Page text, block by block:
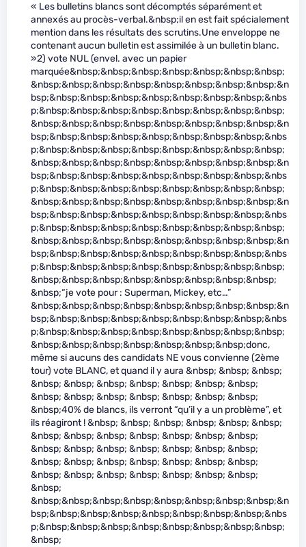
« Les bulletins blancs sont décomptés séparément et
annexés au procès-verbal.&nbsp;il en est fait spécialement
mention dans les résultats des scrutins.Une enveloppe ne
contenant aucun bulletin est assimilée à un bulletin blanc.
»2) vote NUL (envel. avec un papier
marquée&nbsp;&nbsp;&nbsp;&nbsp;&nbsp;&nbsp;&nbsp;
&nbsp;&nbsp;&nbsp;&nbsp;&nbsp;&nbsp;&nbsp;&nbsp;&n
bsp;&nbsp;&nbsp;&nbsp;&nbsp;&nbsp;&nbsp;&nbsp;&nbs
p;&nbsp;&nbsp;&nbsp;&nbsp;&nbsp;&nbsp;&nbsp;&nbsp;
&nbsp;&nbsp;&nbsp;&nbsp;&nbsp;&nbsp;&nbsp;&nbsp;&n
bsp;&nbsp;&nbsp;&nbsp;&nbsp;&nbsp;&nbsp;&nbsp;&nbs
p;&nbsp;&nbsp;&nbsp;&nbsp;&nbsp;&nbsp;&nbsp;&nbsp;
&nbsp;&nbsp;&nbsp;&nbsp;&nbsp;&nbsp;&nbsp;&nbsp;&n
bsp;&nbsp;&nbsp;&nbsp;&nbsp;&nbsp;&nbsp;&nbsp;&nbs
p;&nbsp;&nbsp;&nbsp;&nbsp;&nbsp;&nbsp;&nbsp;&nbsp;
&nbsp;&nbsp;&nbsp;&nbsp;&nbsp;&nbsp;&nbsp;&nbsp;&n
bsp;&nbsp;&nbsp;&nbsp;&nbsp;&nbsp;&nbsp;&nbsp;&nbs
p;&nbsp;&nbsp;&nbsp;&nbsp;&nbsp;&nbsp;&nbsp;&nbsp;
&nbsp;&nbsp;&nbsp;&nbsp;&nbsp;&nbsp;&nbsp;&nbsp;&n
bsp;&nbsp;&nbsp;&nbsp;&nbsp;&nbsp;&nbsp;&nbsp;&nbs
p;&nbsp;&nbsp;&nbsp;&nbsp;&nbsp;&nbsp;&nbsp;&nbsp;
&nbsp;&nbsp;&nbsp;&nbsp;&nbsp;&nbsp;&nbsp;&nbsp;
&nbsp;“je vote pour : Superman, Mickey, etc…”
&nbsp;&nbsp;&nbsp;&nbsp;&nbsp;&nbsp;&nbsp;&nbsp;&n
bsp;&nbsp;&nbsp;&nbsp;&nbsp;&nbsp;&nbsp;&nbsp;&nbs
p;&nbsp;&nbsp;&nbsp;&nbsp;&nbsp;&nbsp;&nbsp;&nbsp;
&nbsp;&nbsp;&nbsp;&nbsp;&nbsp;&nbsp;&nbsp;donc,
même si aucuns des candidats NE vous convienne (2ème
tour) vote BLANC, et quand il y aura &nbsp; &nbsp; &nbsp;
&nbsp; &nbsp; &nbsp; &nbsp; &nbsp; &nbsp; &nbsp;
&nbsp; &nbsp; &nbsp; &nbsp; &nbsp; &nbsp; &nbsp;
&nbsp;40% de blancs, ils verront “qu’il y a un problème”, et
ils réagiront ! &nbsp; &nbsp; &nbsp; &nbsp; &nbsp; &nbsp;
&nbsp; &nbsp; &nbsp; &nbsp; &nbsp; &nbsp; &nbsp;
&nbsp; &nbsp; &nbsp; &nbsp; &nbsp; &nbsp; &nbsp;
&nbsp; &nbsp; &nbsp; &nbsp; &nbsp; &nbsp; &nbsp;
&nbsp; &nbsp; &nbsp; &nbsp; &nbsp; &nbsp; &nbsp;
&nbsp;
&nbsp;&nbsp;&nbsp;&nbsp;&nbsp;&nbsp;&nbsp;&nbsp;&n
bsp;&nbsp;&nbsp;&nbsp;&nbsp;&nbsp;&nbsp;&nbsp;&nbs
p;&nbsp;&nbsp;&nbsp;&nbsp;&nbsp;&nbsp;&nbsp;&nbsp;
&nbsp;